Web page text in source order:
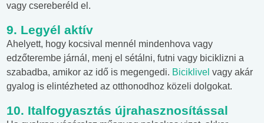
vagy csereberéld el.
9. Legyél aktív
Ahelyett, hogy kocsival mennél mindenhova vagy
edzőterembe járnál, menj el sétálni, futni vagy biciklizni a
szabadba, amikor az idő is megengedi. Biciklivel vagy akár
gyalog is elintézheted az otthonodhoz közeli dolgokat.
10. Italfogyasztás újrahasznosítással